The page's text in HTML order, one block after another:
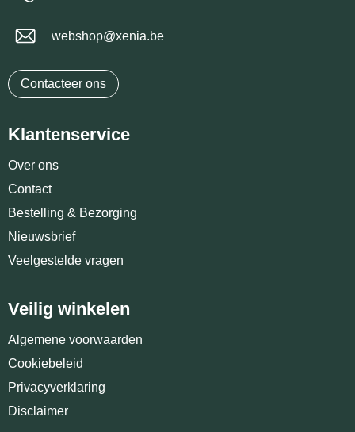
webshop@xenia.be
Contacteer ons
Klantenservice
Over ons
Contact
Bestelling & Bezorging
Nieuwsbrief
Veelgestelde vragen
Veilig winkelen
Algemene voorwaarden
Cookiebeleid
Privacyverklaring
Disclaimer